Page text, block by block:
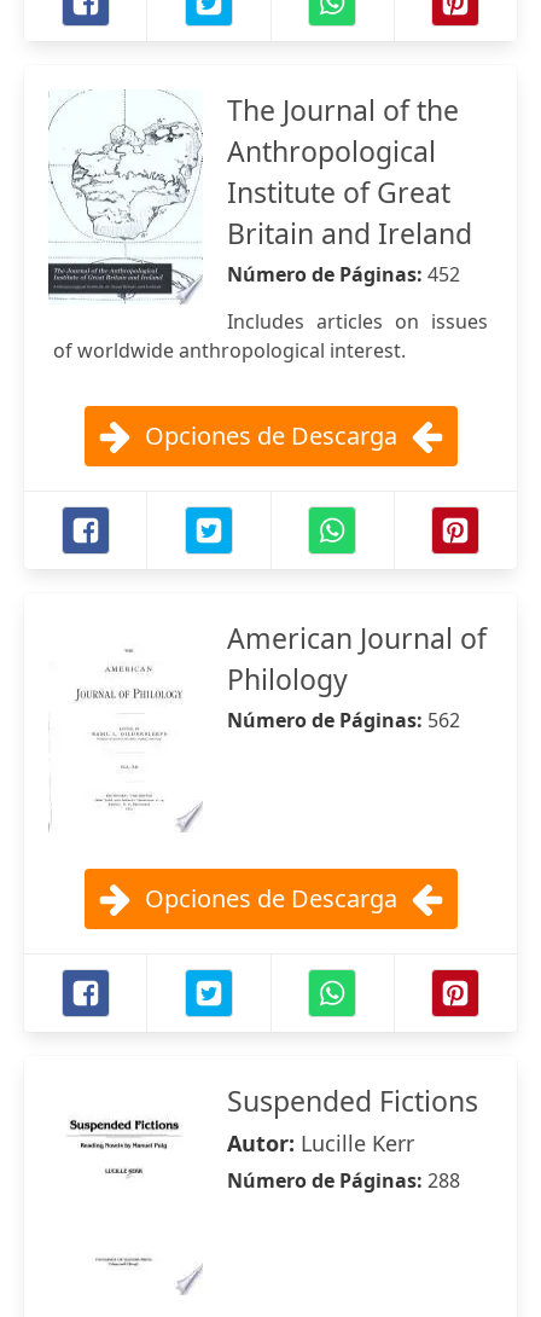
The Journal of the
Anthropological
Institute of Great
Britain and Ireland
Número de Páginas: 452
Includes articles on issues
of worldwide anthropological interest.
Opciones de Descarga
American Journal of
Philology
Número de Páginas: 562
Opciones de Descarga
Suspended Fictions
Autor: Lucille Kerr
Número de Páginas: 288